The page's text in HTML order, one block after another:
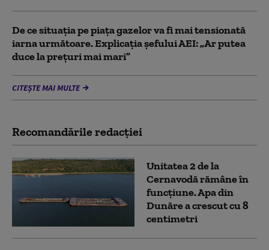
De ce situaţia pe piaţa gazelor va fi mai tensionată
iarna următoare. Explicația șefului AEI: „Ar putea
duce la preţuri mai mari”
CITEȘTE MAI MULTE
Recomandările redacţiei
Unitatea 2 de la
Cernavodă rămâne în
funcțiune. Apa din
Dunăre a crescut cu 8
centimetri